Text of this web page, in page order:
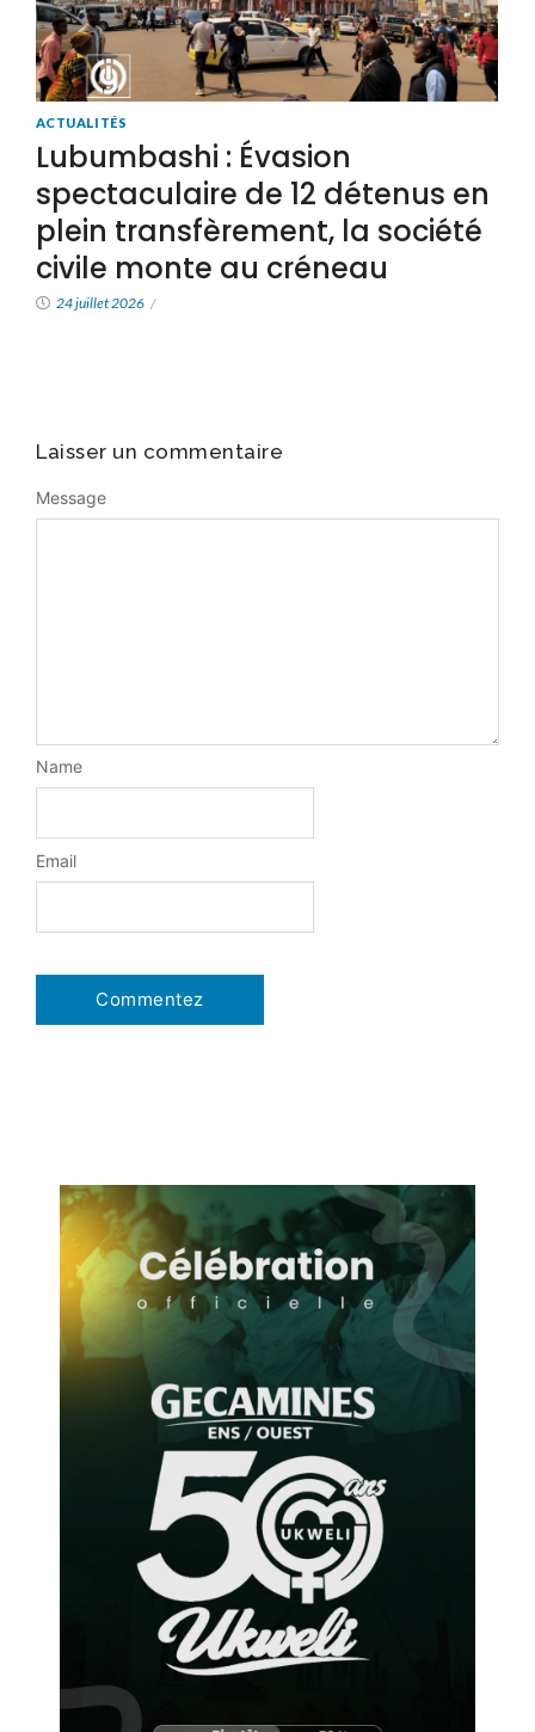
ACTUALITÉS
Lubumbashi : Évasion
spectaculaire de 12 détenus en
plein transfèrement, la société
civile monte au créneau
24 juillet 2026 /
Laisser un commentaire
Message
Name
Email